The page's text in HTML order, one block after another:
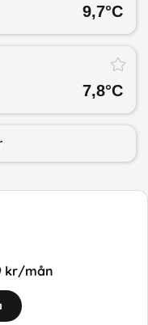
9,7°C
7,8°C
kr/mån